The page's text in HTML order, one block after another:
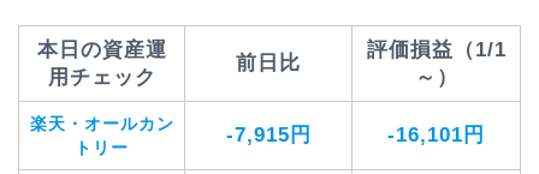
本日の資産運
用チェック
前日比
評価損益（1/1
～）
楽天・オールカン
トリー
-7,915円 -16,101円